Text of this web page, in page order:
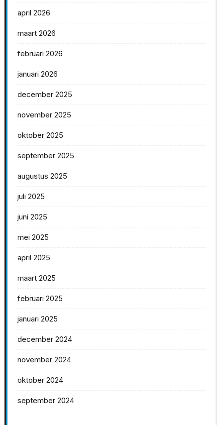
april 2026
maart 2026
februari 2026
januari 2026
december 2025
november 2025
oktober 2025
september 2025
augustus 2025
juli 2025
juni 2025
mei 2025
april 2025
maart 2025
februari 2025
januari 2025
december 2024
november 2024
oktober 2024
september 2024